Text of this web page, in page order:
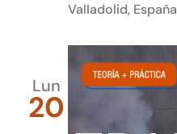
Valladolid, España
Lun
20